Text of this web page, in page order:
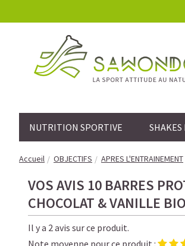
NUTRITION SPORTIVE
Accueil OBJECTIFS APRES L'ENTRAINEMENT
VOS AVIS 10 BARRES
CHOCOLAT & VANILLE
Il y a 2 avis sur ce produit.
Note moyenne pour ce produit :